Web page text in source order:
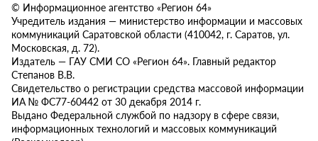
© Информационное агентство «Регион 64»
Учредитель издания — министерство информации и массовых
коммуникаций Саратовской области (410042, г. Саратов, ул.
Московская, д. 72).
Издатель — ГАУ СМИ СО «Регион 64». Главный редактор
Степанов В.В.
Свидетельство о регистрации средства массовой информации
ИА № ФС77-60442 от 30 декабря 2014 г.
Выдано Федеральной службой по надзору в сфере связи,
информационных технологий и массовых коммуникаций